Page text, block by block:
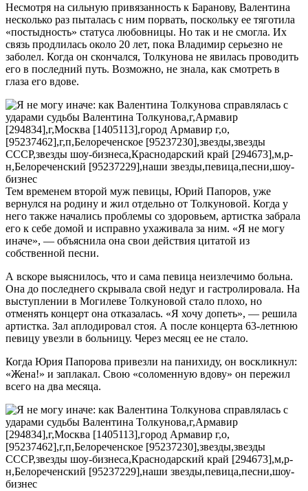
Несмотря на сильную привязанность к Баранову, Валентина
несколько раз пыталась с ним порвать, поскольку ее тяготила
«постыдность» статуса любовницы. Но так и не смогла. Их
связь продлилась около 20 лет, пока Владимир серьезно не
заболел. Когда он скончался, Толкунова не явилась проводить
его в последний путь. Возможно, не знала, как смотреть в
глаза его вдове.
Тем временем второй муж певицы, Юрий Папоров, уже
вернулся на родину и жил отдельно от Толкуновой. Когда у
него также начались проблемы со здоровьем, артистка забрала
его к себе домой и исправно ухаживала за ним. «Я не могу
иначе», — объяснила она свои действия цитатой из
собственной песни.
А вскоре выяснилось, что и сама певица неизлечимо больна.
Она до последнего скрывала свой недуг и гастролировала. На
выступлении в Могилеве Толкуновой стало плохо, но
отменять концерт она отказалась. «Я хочу допеть», — решила
артистка. Зал аплодировал стоя. А после концерта 63-летнюю
певицу увезли в больницу. Через месяц ее не стало.
Когда Юрия Папорова привезли на панихиду, он воскликнул:
«Жена!» и заплакал. Свою «соломенную вдову» он пережил
всего на два месяца.